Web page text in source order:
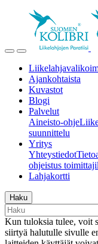
Ajankohtaista
Kuvastot
Blogi
Palvelut
Aineisto-ohje
suunnittelu
Yritys
Yhteystiedot
ohjeistus
Lahjakortti
Haku
Kun tuloksia tulee, voit
siirtyä halutulle sivulle